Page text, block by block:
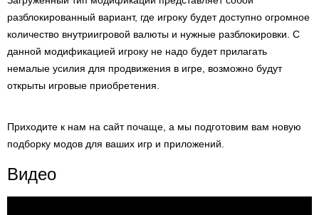
разблокированный вариант, где игроку будет доступно огромное
количество внутриигровой валюты и нужные разблокировки. С
данной модификацией игроку не надо будет прилагать
немалые усилия для продвижения в игре, возможно будут
открыты игровые приобретения.
Приходите к нам на сайт почаще, а мы подготовим вам новую
подборку модов для ваших игр и приложений.
Видео